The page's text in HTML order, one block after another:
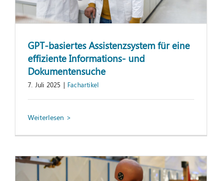
GPT-basiertes Assistenzsystem für eine
effiziente Informations- und
Dokumentensuche
7. Juli 2025 | Fachartikel
KI-gestützte Inlineprüfung von Airbag-
Druckgasspeichern mittels Endoskopie
Fachartikel